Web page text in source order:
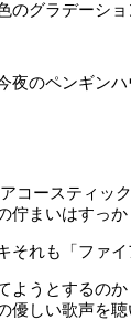
のグラデーシ
のペンギンハ
コースティッ
佇まいはすっ
それも「ファ
ようとするの
優しい歌声を